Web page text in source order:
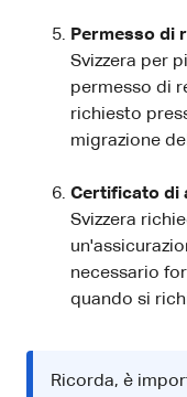
Permesso di
Svizzera per
permesso di
richiesto
migrazione
Certificato di
Svizzera
necessario
quando si
Ricorda, è